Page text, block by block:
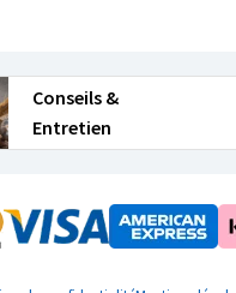
Conseils &
Entretien